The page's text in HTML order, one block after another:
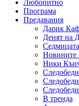
Любопитно
Програма
Предавания
Дарик
Денят на
Новините
Ники
В тренда